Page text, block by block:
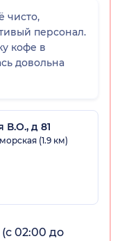
чисто,
персонал.
кофе в
довольна
В.О., д 81
(1.9 км)
02:00 до